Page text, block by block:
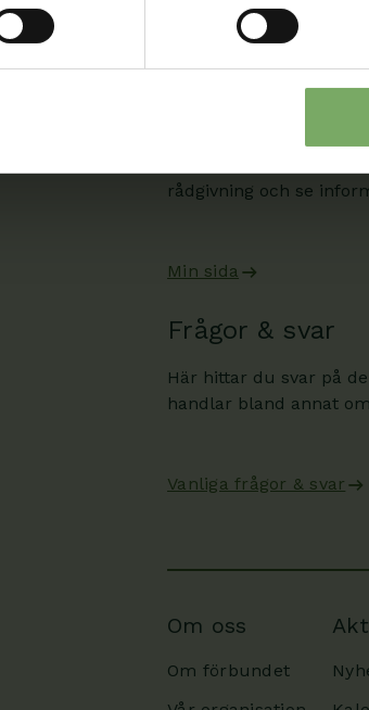
Kontaktuppgifter
När du är inloggad
Min sida. Där kan du
rådgivning och se
Min sida
Frågor & svar
Här hittar du svar på
handlar bland annat
Vanliga frågor & svar
Om oss
Om förbundet